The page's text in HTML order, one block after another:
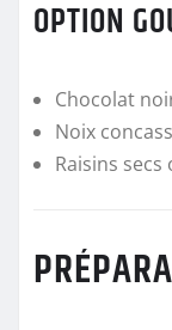
OPTION
Chocolat
Noix
Raisins